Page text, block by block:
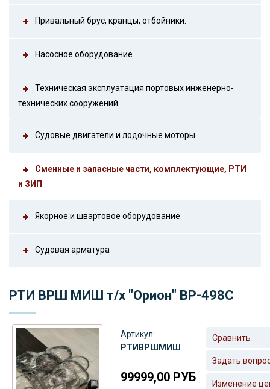
Привальный брус, кранцы, отбойники.
Насосное оборудование
Техническая эксплуатация портовых инженерно-
технических сооружений
Судовые двигатели и лодочные моторы
Сменные и запасные части, комплектующие, РТИ
и ЗИП
Якорное и швартовое оборудование
Судовая арматура
РТИ ВРШ МИШ т/х "Орион" ВР-498С
Артикул:
РТИВРШМИШ
99999,00 РУБ
Сравнить
Задать
Изменение